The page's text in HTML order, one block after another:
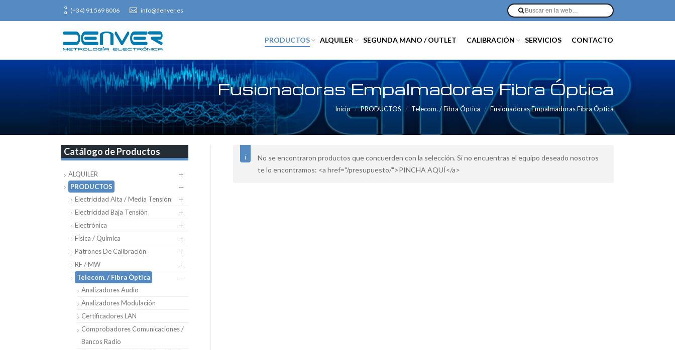
(+34) 91 569 8006 info@denver.es
PRODUCTOS ALQUILER SEGUNDA MANO / OUTLET CALIBRACIÓN SERVICIOS CONTACTO
Fusionadoras Empalmadoras Fibra Óptica
Inicio PRODUCTOS Telecom. / Fibra Óptica Fusionadoras Empalmadoras Fibra Óptica
No se encontraron productos que concuerden con la selección. Si no encuentras el equipo deseado nosotros
te lo encontramos: <a href="/presupuesto/">PINCHA AQUÍ</a>
Catálogo de Productos
ALQUILER
PRODUCTOS
Electricidad Alta / Media Tensión
Electricidad Baja Tensión
Electrónica
Física / Química
Patrones De Calibración
RF / MW
Telecom. / Fibra Óptica
Analizadores Audio
Analizadores Modulación
Certificadores LAN
Comprobadores Comunicaciones /
Bancos Radio